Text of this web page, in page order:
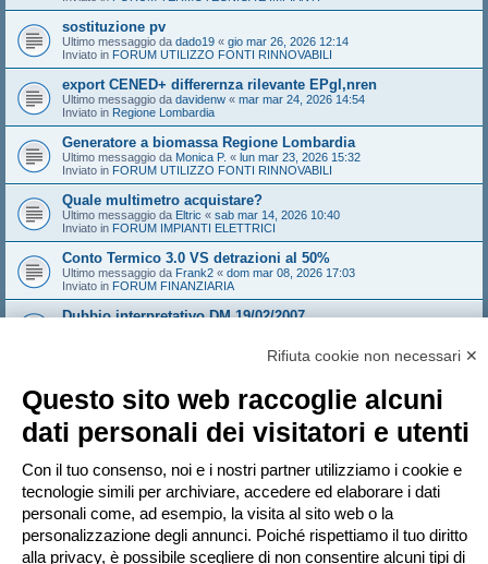
sostituzione pv
Ultimo messaggio da dado19 « gio mar 26, 2026 12:14
Inviato in FORUM UTILIZZO FONTI RINNOVABILI
export CENED+ differernza rilevante EPgl,nren
Ultimo messaggio da davidenw « mar mar 24, 2026 14:54
Inviato in Regione Lombardia
Generatore a biomassa Regione Lombardia
Ultimo messaggio da Monica P. « lun mar 23, 2026 15:32
Inviato in FORUM UTILIZZO FONTI RINNOVABILI
Quale multimetro acquistare?
Ultimo messaggio da Eltric « sab mar 14, 2026 10:40
Inviato in FORUM IMPIANTI ELETTRICI
Conto Termico 3.0 VS detrazioni al 50%
Ultimo messaggio da Frank2 « dom mar 08, 2026 17:03
Inviato in FORUM FINANZIARIA
Dubbio interpretativo DM 19/02/2007
Ultimo messaggio da Sandeman
gio feb 26, 2026 14:21
Inviato inFORUM ANTINCENDIO
Sistema Valtherm mineral wood - solo i solai e i muri che
compartimentano
Ultimo messaggio da Andrew1970 «mar feb 24, 2026 16:35
Inviato inFORUM ANTINCENDIO
La ricerca ha trovato più di 1000 risultati Pagina1di20
1 2 3 4 5 … 20
Rifiuta cookie non necessari ✕
Questo sito web raccoglie alcuni
dati personali dei visitatori e utenti
Con il tuo consenso, noi e i nostri partner utilizziamo i cookie e
tecnologie simili per archiviare, accedere ed elaborare i dati
personali come, ad esempio, la visita al sito web o la
personalizzazione degli annunci. Poiché rispettiamo il tuo diritto
alla privacy, è possibile scegliere di non consentire alcuni tipi di